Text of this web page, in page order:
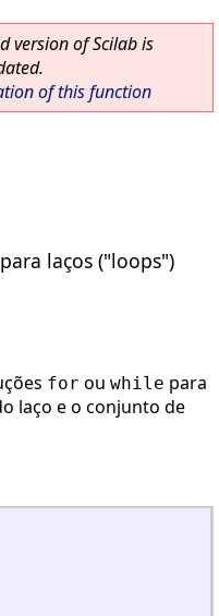
version of Scilab is
of this function
laços ("loops")
for ou while para
laço e o conjunto de